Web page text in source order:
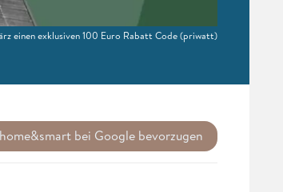
einen exklusiven 100 Euro Rabatt Code(priwatt)
home&smart bei Google bevorzugen